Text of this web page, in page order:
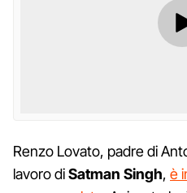
Renzo Lovato, padre di
lavoro diSatman Singh, è